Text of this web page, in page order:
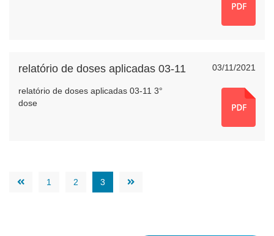
03/11/2021
relatório de doses aplicadas 03-11
relatório de doses aplicadas 03-11 3°
dose
1 2 3